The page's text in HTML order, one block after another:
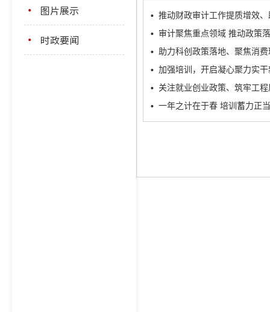
图片展示
时政要闻
推动财政审计工作提质增效
审计聚焦重点领域 推动政策
助力科创政策落地、聚焦消
加强培训，开启凝心聚力实
关注就业创业政策、筑牢工
一年之计在于春 培训蓄力正